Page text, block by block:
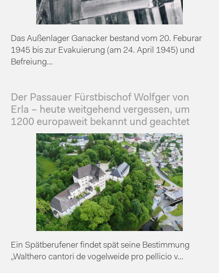
Das Außenlager Ganacker bestand vom 20. Feburar
1945 bis zur Evakuierung (am 24. April 1945) und
Befreiung...
Der Passauer Fürstbischof Wolfger von
Erla – heute weitgehend vergessen, um
1200 europaweit bekannt und geachtet
Ein Spätberufener findet spät seine Bestimmung
„Walthero cantori de vogelweide pro pellicio v...